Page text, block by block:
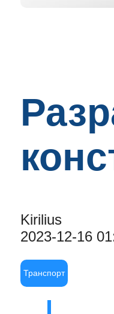
Kirilius
2023-12-16
Транспорт